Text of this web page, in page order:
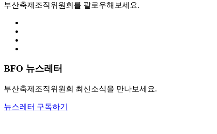
부산축제조직위원회를 팔로우해보세요.
BFO 뉴스레터
부산축제조직위원회 최신소식을 만나보세요.
뉴스레터 구독하기